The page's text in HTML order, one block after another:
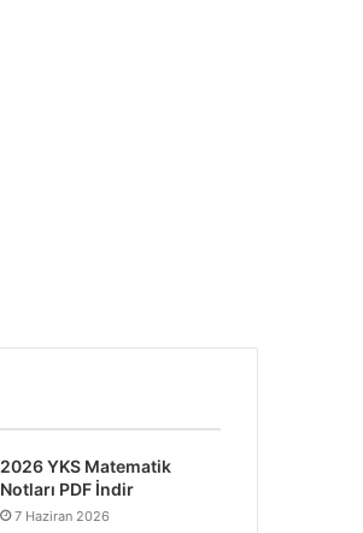
2026 YKS Matematik
Notları PDF İndir
7 Haziran 2026